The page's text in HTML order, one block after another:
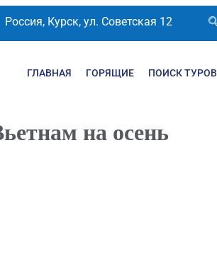
Россия, Курск, ул. Советская 12
ГЛАВНАЯ ГОРЯЩИЕ ПОИСК ТУРОВ
на осень